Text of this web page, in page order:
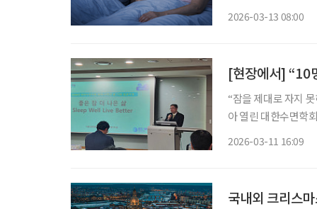
2026-03-13 08:00
“잠을 제대로 자지
아 열린 대한수면학
2026-03-11 16:09
국내외 크리스